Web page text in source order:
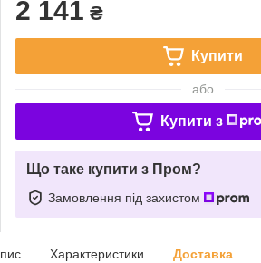
2 141 ₴
Купити
або
Купити з
Що таке купити з Пром?
Замовлення під захистом
Характеристики Доставка